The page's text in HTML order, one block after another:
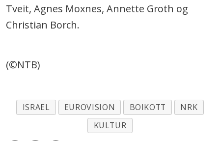
Tveit, Agnes Moxnes, Annette Groth og
Christian Borch.
(©NTB)
ISRAEL EUROVISION BOIKOTT
NRK
KULTUR